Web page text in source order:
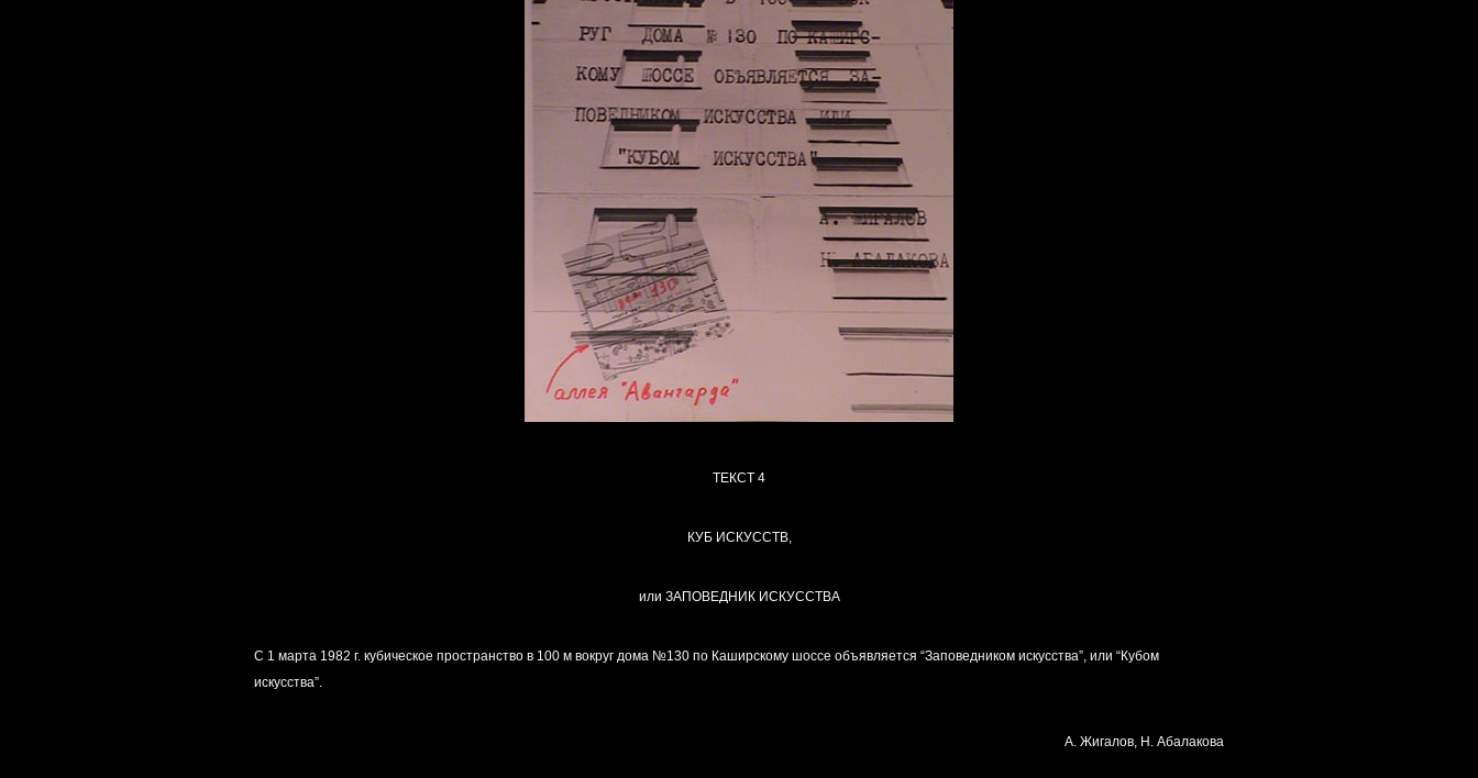
ТЕКСТ 4
КУБ ИСКУССТВ,
или ЗАПОВЕДНИК ИСКУССТВА
С 1 марта 1982 г. кубическое пространство в 100 м вокруг дома №130 по Каширскому шоссе объявляется “Заповедником искусства”, или “Кубом
искусства”.
А. Жигалов, Н. Абалакова